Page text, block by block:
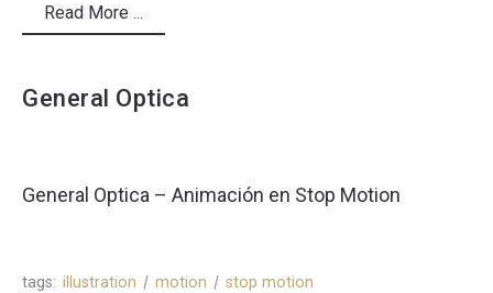
Read More ...
General Optica
General Optica – Animación en Stop Motion
tags: illustration motion stop motion